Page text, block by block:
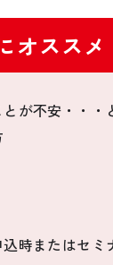
オススメ
が不安・・・
時またはセミ